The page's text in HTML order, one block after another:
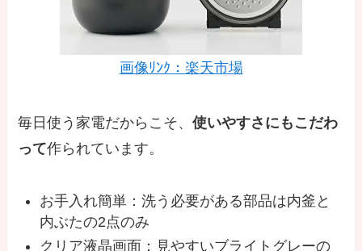
画像ﾘﾝｸ：楽天市場
毎日使う家電だからこそ、使いやすさにもこだわ
って作られています。
お手入れ簡単：洗う必要がある部品は内釜と
内ぶたの2点のみ
クリア液晶画面：見やすいブライトグレーの